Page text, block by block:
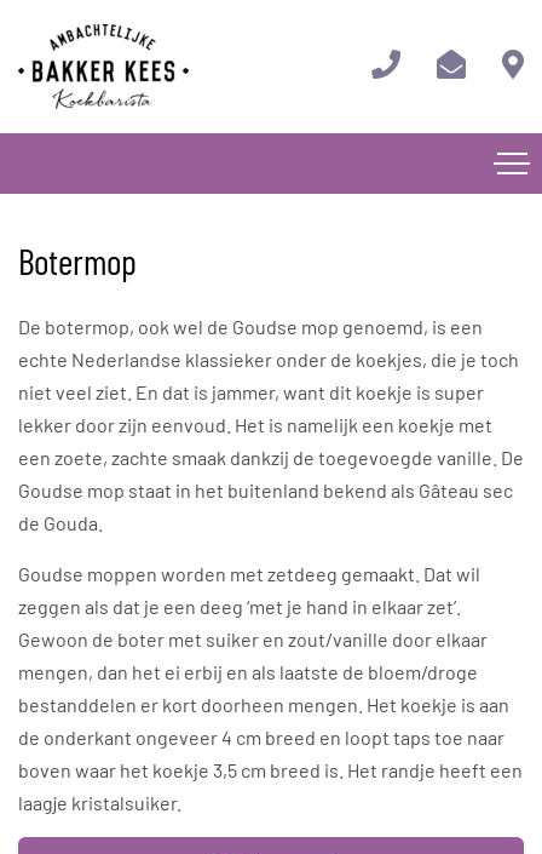
Botermop
De botermop, ook wel de Goudse mop genoemd, is een
echte Nederlandse klassieker onder de koekjes, die je toch
niet veel ziet. En dat is jammer, want dit koekje is super
lekker door zijn eenvoud. Het is namelijk een koekje met
een zoete, zachte smaak dankzij de toegevoegde vanille. De
Goudse mop staat in het buitenland bekend als Gâteau sec
de Gouda.
Goudse moppen worden met zetdeeg gemaakt. Dat wil
zeggen als dat je een deeg ‘met je hand in elkaar zet’.
Gewoon de boter met suiker en zout/vanille door elkaar
mengen, dan het ei erbij en als laatste de bloem/droge
bestanddelen er kort doorheen mengen. Het koekje is aan
de onderkant ongeveer 4 cm breed en loopt taps toe naar
boven waar het koekje 3,5 cm breed is. Het randje heeft een
laagje kristalsuiker.